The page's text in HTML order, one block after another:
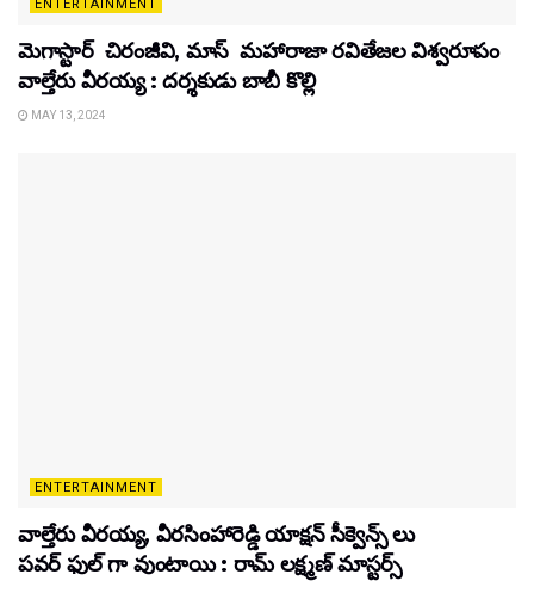
ENTERTAINMENT
మెగాస్టార్ చిరంజీవి, మాస్ మహారాజా రవితేజల విశ్వరూపం
వాల్తేరు వీరయ్య : దర్శకుడు బాబీ కొల్లి
MAY 13, 2024
ENTERTAINMENT
వాల్తేరు వీరయ్య, వీరసింహారెడ్డి యాక్షన్ సీక్వెన్స్ లు
పవర్ ఫుల్ గా వుంటాయి : రామ్ లక్ష్మణ్ మాస్టర్స్